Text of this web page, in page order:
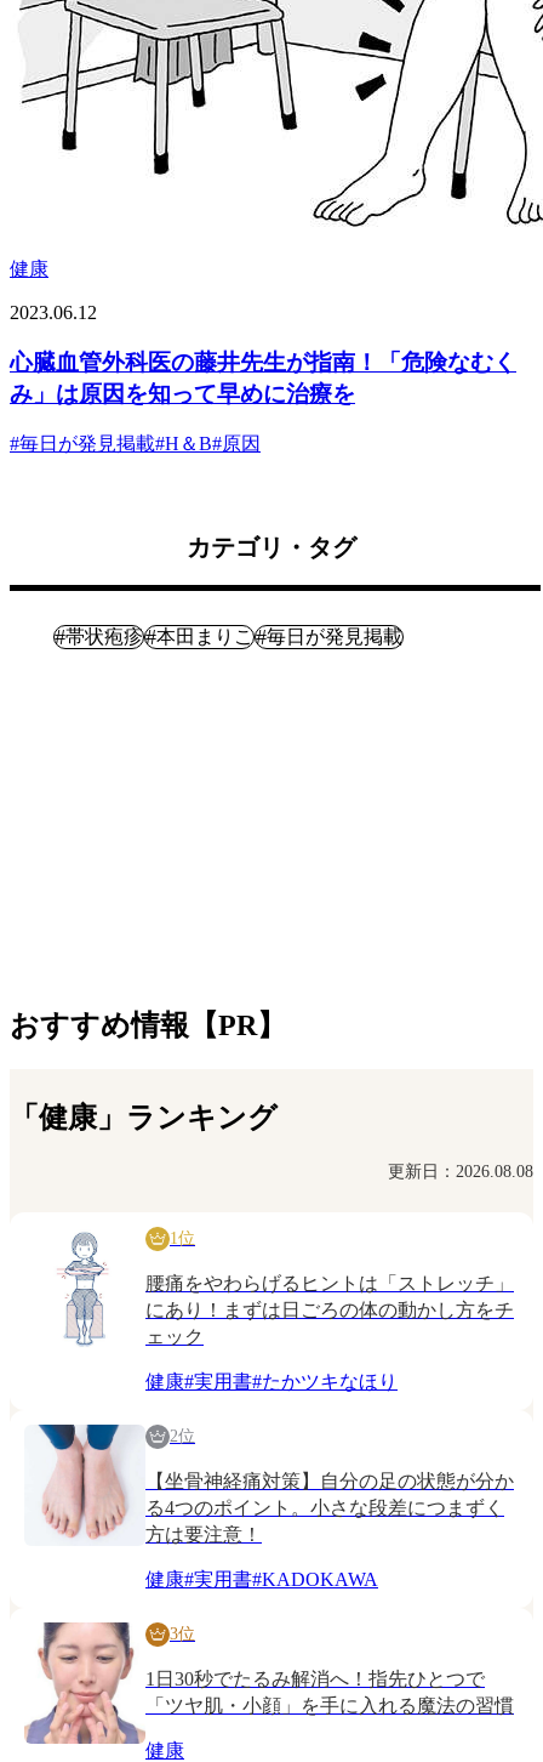
健康
2023.06.12
心臓血管外科医の藤井先生が指南！「危険なむく
み」は原因を知って早めに治療を
#毎日が発見掲載#H＆B#原因
カテゴリ・タグ
#帯状疱疹#本田まりこ#毎日が発見掲載
おすすめ情報【PR】
「健康」ランキング
更新日：2026.08.08
1位
腰痛をやわらげるヒントは「ストレッチ」
にあり！まずは日ごろの体の動かし方をチ
ェック
健康#実用書#たかツキなほり
2位
【坐骨神経痛対策】自分の足の状態が分か
る4つのポイント。小さな段差につまずく
方は要注意！
健康#実用書#KADOKAWA
3位
1日30秒でたるみ解消へ！指先ひとつで
「ツヤ肌・小顔」を手に入れる魔法の習慣
健康